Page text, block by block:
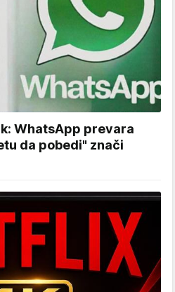
WhatsApp prevara
da pobedi" znači